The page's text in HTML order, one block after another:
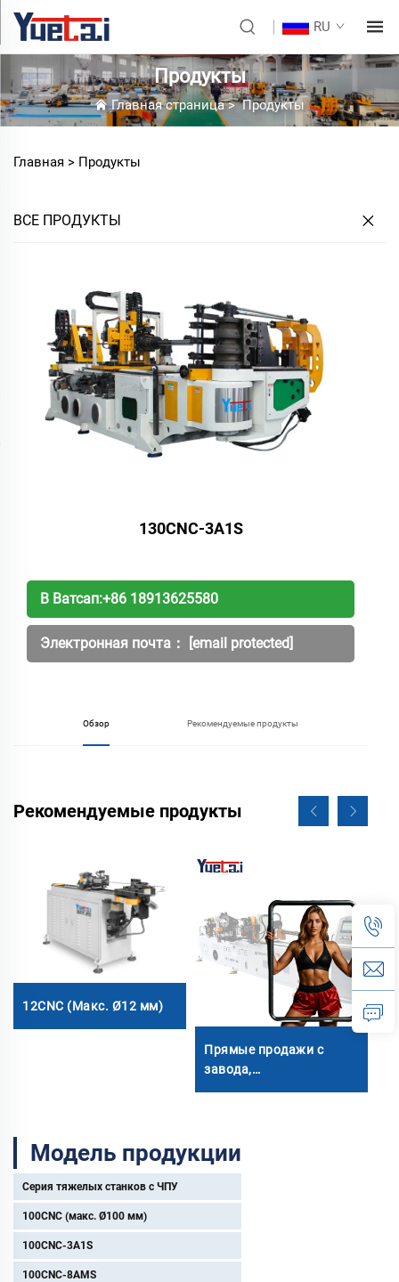
RU
Продукты
Главная страница>Продукты
Главная > Продукты
ВСЕ ПРОДУКТЫ
130CNC-3A1S
В Ватсап:+86 18913625580
Электронная почта： [email protected]
Обзор Рекомендуемые продукты
Рекомендуемые продукты
12CNC (Макс. Ø12 мм)
Прямые продажи с
завода,
трубогибочный станок с
ЧПУ, станок для гибки
стали
Модель продукции
Серия тяжелых станков с ЧПУ
100CNC (макс. Ø100 мм)
100CNC-3A1S
100CNC-8AMS